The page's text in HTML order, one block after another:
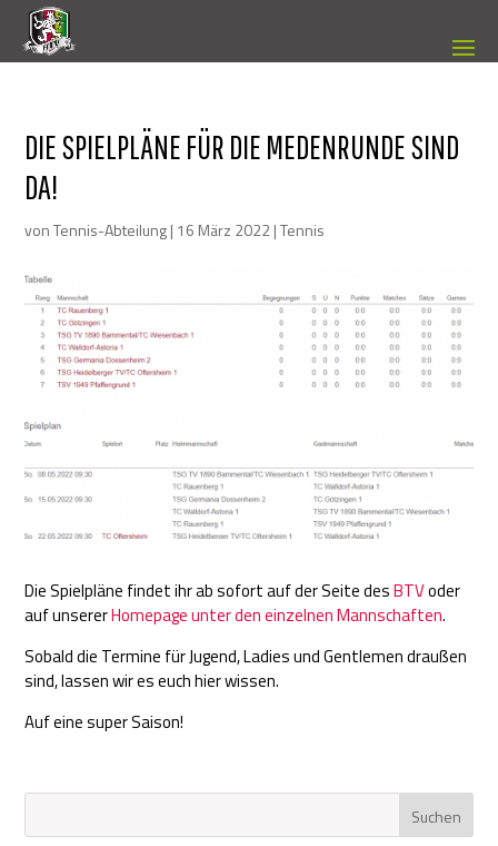
DIE SPIELPLÄNE FÜR DIE MEDENRUNDE SIND
DA!
vonTennis-Abteilung| 16 März 2022|Tennis
Die Spielpläne findet ihr ab sofort auf der Seite desBTVoder
auf unsererHomepage unter den einzelnen Mannschaften.
Sobald die Termine für Jugend, Ladies und Gentlemen draußen
sind, lassen wir es euch hier wissen.
Auf eine super Saison!